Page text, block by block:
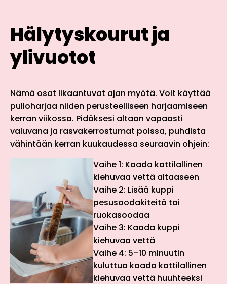
Hälytyskourut ja
ylivuotot
Nämä osat likaantuvat ajan myötä. Voit käyttää
pulloharjaa niiden perusteelliseen harjaamiseen
kerran viikossa. Pidäksesi altaan vapaasti
valuvana ja rasvakerrostumat poissa, puhdista
vähintään kerran kuukaudessa seuraavin ohjein:
Vaihe 1: Kaada kattilallinen
kiehuvaa vettä altaaseen
Vaihe 2: Lisää kuppi
pesusoodakiteitä tai
ruokasoodaa
Vaihe 3: Kaada kuppi
kiehuvaa vettä
Vaihe 4: 5–10 minuutin
kuluttua kaada kattilallinen
kiehuvaa vettä huuhteeksi